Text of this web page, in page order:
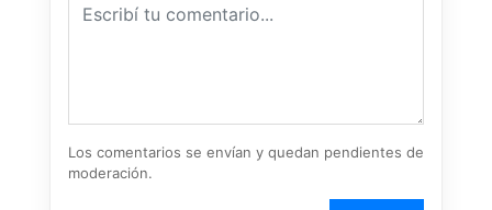
Los comentarios se envían y quedan pendientes de
moderación.